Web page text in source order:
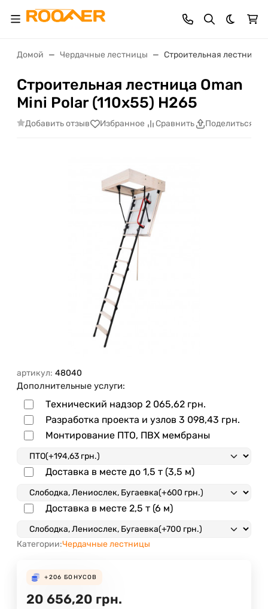
Темная
Домой Чердачные лестницы Строительная лестница
Строительная лестница Oman
Mini Polar (110x55) H265
Добавить отзыв Избранное Сравнить Поделиться
артикул: 48040
Дополнительные услуги:
Технический надзор 2 065,62 грн.
Разработка проекта и узлов 3 098,43 грн.
Монтирование ПТО, ПВХ мембраны
Доставка в месте до 1,5 т (3,5 м)
Доставка в месте 2,5 т (6 м)
Категории:Чердачные лестницы
+206 БОНУСОВ
20 656,20 грн.